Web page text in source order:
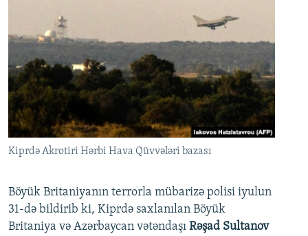
Kiprdə Akrotiri Hərbi Hava Qüvvələri bazası
Böyük Britaniyanın terrorla mübarizə polisi iyulun
31-də bildirib ki, Kiprdə saxlanılan Böyük
Britaniya və Azərbaycan vətəndaşı Rəşad Sultanov